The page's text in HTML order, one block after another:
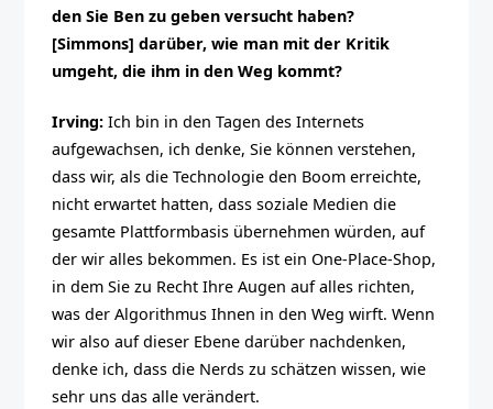
den Sie Ben zu geben versucht haben?
[Simmons] darüber, wie man mit der Kritik
umgeht, die ihm in den Weg kommt?
Irving:Ich bin in den Tagen des Internets
aufgewachsen, ich denke, Sie können verstehen,
dass wir, als die Technologie den Boom erreichte,
nicht erwartet hatten, dass soziale Medien die
gesamte Plattformbasis übernehmen würden, auf
der wir alles bekommen. Es ist ein One-Place-Shop,
in dem Sie zu Recht Ihre Augen auf alles richten,
was der Algorithmus Ihnen in den Weg wirft. Wenn
wir also auf dieser Ebene darüber nachdenken,
denke ich, dass die Nerds zu schätzen wissen, wie
sehr uns das alle verändert.